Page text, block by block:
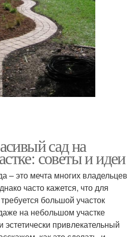
сад на
советы и идеи
– это мечта многих владельцев
часто кажется, что для
большой участок
на небольшом участке
привлекательный